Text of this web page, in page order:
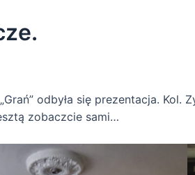
odbyła się prezentacja. Kol.
zobaczcie sami…